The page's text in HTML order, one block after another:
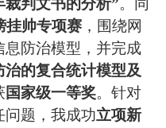
判文书的分析”。同
挂帅专项赛，围绕网
防治模型，并完成
的复合统计模型及
国家级一等奖。针对
问题，我成功立项新